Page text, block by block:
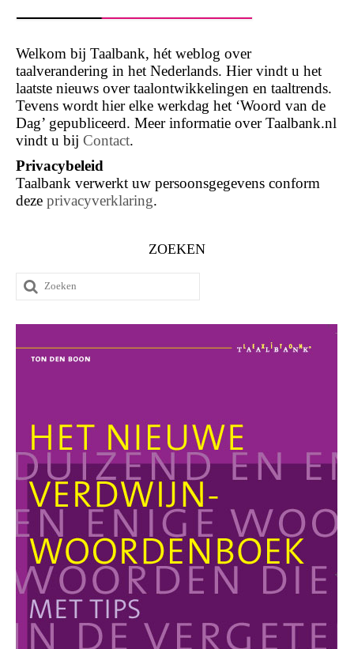
Welkom bij Taalbank, hét weblog over
taalverandering in het Nederlands. Hier vindt u het
laatste nieuws over taalontwikkelingen en taaltrends.
Tevens wordt hier elke werkdag het ‘Woord van de
Dag’ gepubliceerd. Meer informatie over Taalbank.nl
vindt u bij Contact.
Privacybeleid
Taalbank verwerkt uw persoonsgegevens conform
deze privacyverklaring.
ZOEKEN
Zoeken
naar: